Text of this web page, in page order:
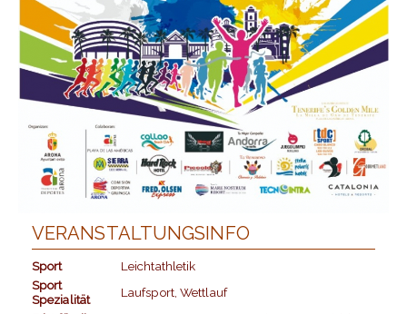
VERANSTALTUNGSINFO
Sport
Leichtathletik
Sport
Spezialität
Laufsport, Wettlauf